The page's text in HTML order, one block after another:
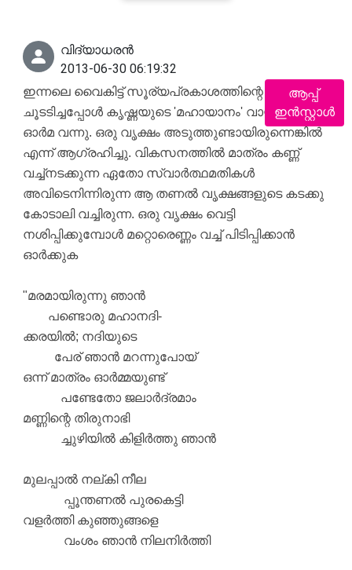
വിദ്യാധരൻ
2013-06-30 06:19:32
ഇന്നലെ വൈകിട്ട് സൂര്യപ്രകാശത്തിന്റെ കഠിനമായ
ചൂടടിച്ചപ്പോൾ കൃഷ്ണയുടെ 'മഹായാനം' വായിച്ചത്
ഓർമ വന്നു. ഒരു വൃക്ഷം അടുത്തുണ്ടായിരുന്നെങ്കിൽ
എന്ന് ആഗ്രഹിച്ചു. വികസനത്തിൽ മാത്രം കണ്ണ്
വച്ച്നടക്കുന്ന ഏതോ സ്വാർത്ഥമതികൾ
അവിടെനിന്നിരുന്ന ആ തണൽ വൃക്ഷങ്ങളുടെ കടക്കു
കോടാലി വച്ചിരുന്ന. ഒരു വൃക്ഷം വെട്ടി
നശിപ്പിക്കുമ്പോൾ മറ്റൊരെണ്ണം വച്ച് പിടിപ്പിക്കാൻ
ഓർക്കുക
"മരമായിരുന്നു ഞാൻ
പണ്ടൊരു മഹാനദി-
ക്കരയിൽ; നദിയുടെ
പേര് ഞാൻ മറന്നുപോയ്
ഒന്ന് മാത്രം ഓർമ്മയുണ്ട്
പണ്ടേതോ ജലാർദ്രമാം
മണ്ണിന്റെ തിരുനാഭി
ച്ചുഴിയിൽ കിളിർത്തു ഞാൻ
മുലപ്പാൽ നല്കി നീല
പ്പൂന്തണൽ പുരകെട്ടി
വളർത്തി കുഞ്ഞുങ്ങളെ
വംശം ഞാൻ നിലനിർത്തി
ആപ്പ്
ഇൻസ്റ്റാൾ